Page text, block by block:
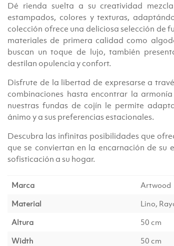
Dé rienda suelta a su creatividad
estampados, colores y texturas,
colección ofrece una deliciosa selección de
materiales de primera calidad como
buscan un toque de lujo, también
destilan opulencia y confort.
Disfrute de la libertad de expresarse a
combinaciones hasta encontrar la
nuestras fundas de cojín le permite
ánimo y a sus preferencias estacionales.
Descubra las infinitas posibilidades que
que se conviertan en la encarnación de su
sofisticación a su hogar.
Marca
Artwood
Material
Lino,
Altura
50 cm
Width
50 cm